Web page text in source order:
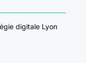
digitale Lyon